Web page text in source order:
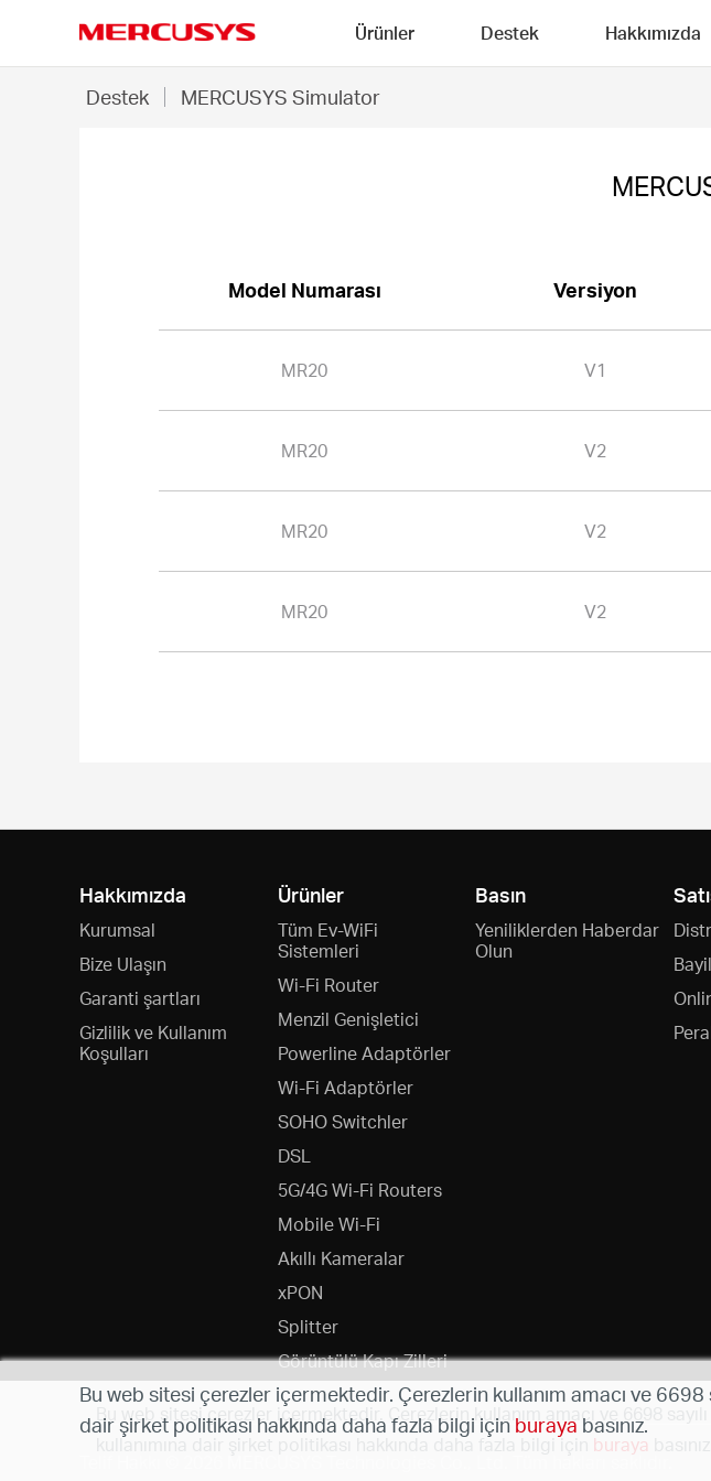
Ürünler Destek Hakkımızda
Destek MERCUSYS Simulator
Model Numarası Versiyon
MR20 V1
MR20 V2
MR20 V2
MR20 V2
Hakkımızda
Kurumsal
Bize Ulaşın
Garanti şartları
Gizlilik ve Kullanım
Koşulları
Ürünler
Tüm Ev-WiFi
Sistemleri
Wi-Fi Router
Menzil Genişletici
Powerline Adaptörler
Wi-Fi Adaptörler
SOHO Switchler
DSL
5G/4G Wi-Fi Routers
Mobile Wi-Fi
Akıllı Kameralar
xPON
Splitter
Görüntülü Kapı Zilleri
Basın
Yeniliklerden Haberdar
Olun
Telif Hakkı © 2026 MERCUSYS Technologies Co., Ltd. Tüm hakları saklıdır.
Bu web sitesi çerezler içermektedir. Çerezlerin kullanım amacı ve 6698
kullanımına dair şirket politikası hakkında daha fazla bilgi için buraya
Bu web sitesi çerezler içermektedir. Çerezlerin kullanım amacı ve 6698
dair şirket politikası hakkında daha fazla bilgi için buraya basınız.